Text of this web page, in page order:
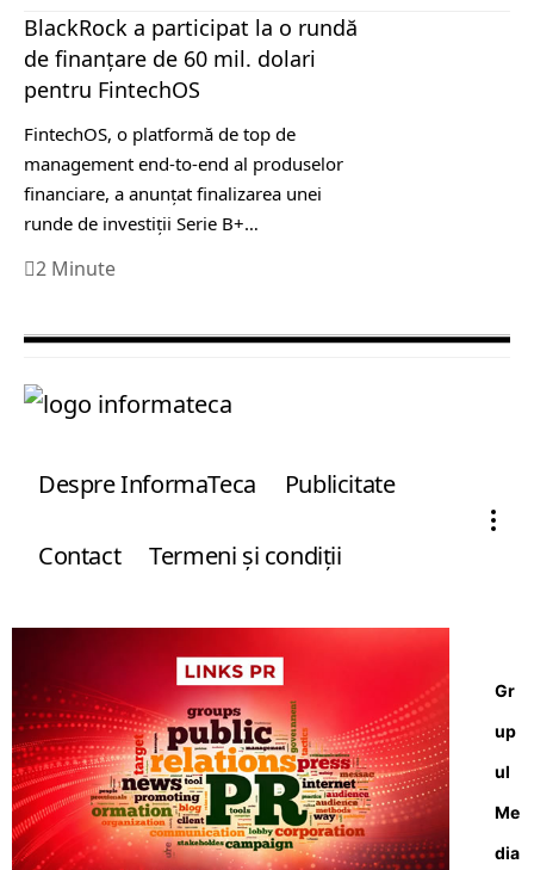
BlackRock a participat la o rundă
de finanțare de 60 mil. dolari
pentru FintechOS
FintechOS, o platformă de top de
management end-to-end al produselor
financiare, a anunțat finalizarea unei
runde de investiții Serie B+…
2 Minute
Despre InformaTeca Publicitate
Contact Termeni şi condiţii
Gr
up
ul
Me
dia